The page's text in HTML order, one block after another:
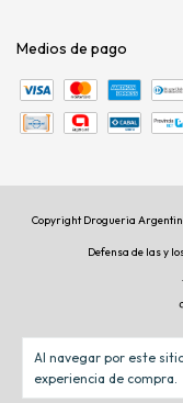
Al navegar por este
experiencia de compra.
Medios de pago
Copyright Drogueria
Defensa de las y